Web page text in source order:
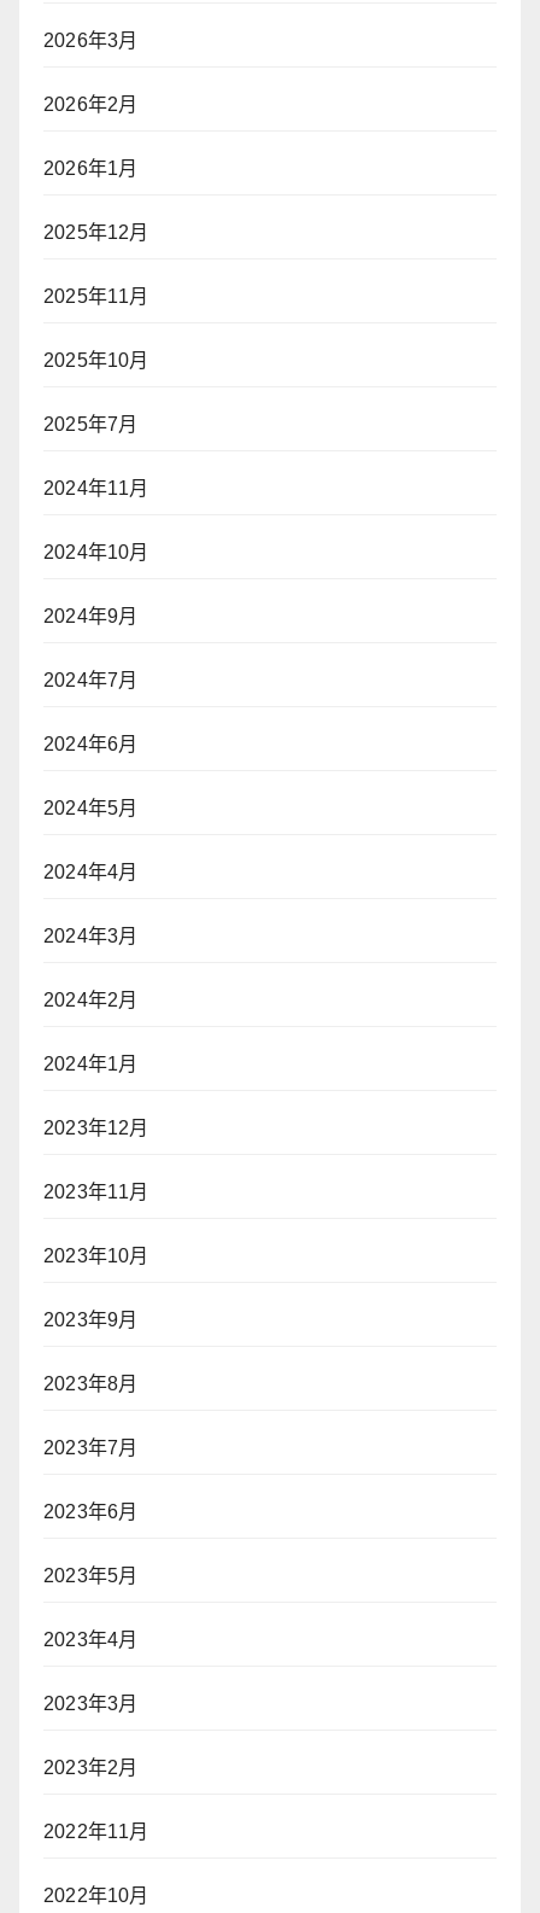
2026年3月
2026年2月
2026年1月
2025年12月
2025年11月
2025年10月
2025年7月
2024年11月
2024年10月
2024年9月
2024年7月
2024年6月
2024年5月
2024年4月
2024年3月
2024年2月
2024年1月
2023年12月
2023年11月
2023年10月
2023年9月
2023年8月
2023年7月
2023年6月
2023年5月
2023年4月
2023年3月
2023年2月
2022年11月
2022年10月